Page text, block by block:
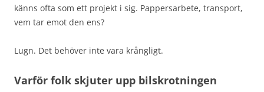
känns ofta som ett projekt i sig. Pappersarbete, transport,
vem tar emot den ens?
Lugn. Det behöver inte vara krångligt.
Varför folk skjuter upp bilskrotningen